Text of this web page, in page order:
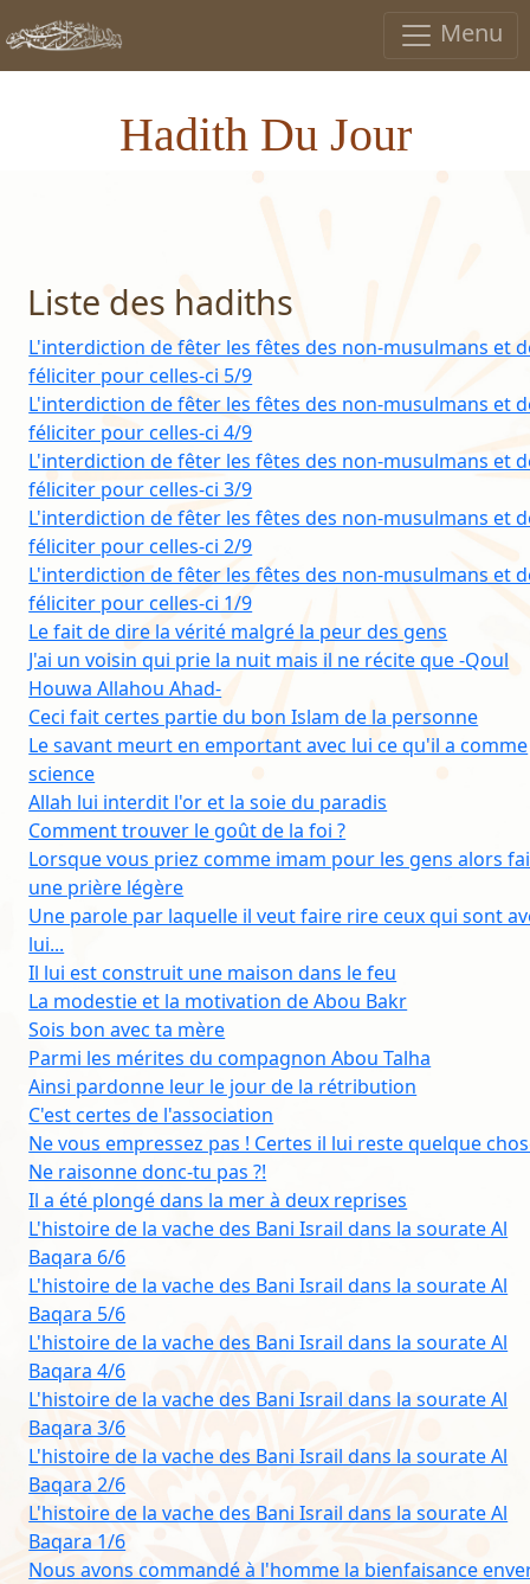
Menu
Hadith Du Jour
Liste des hadiths
L'interdiction de fêter les fêtes des non-musulmans et
féliciter pour celles-ci 5/9
L'interdiction de fêter les fêtes des non-musulmans et
féliciter pour celles-ci 4/9
L'interdiction de fêter les fêtes des non-musulmans et
féliciter pour celles-ci 3/9
L'interdiction de fêter les fêtes des non-musulmans et
féliciter pour celles-ci 2/9
L'interdiction de fêter les fêtes des non-musulmans et
féliciter pour celles-ci 1/9
Le fait de dire la vérité malgré la peur des gens
J'ai un voisin qui prie la nuit mais il ne récite que -Qoul
Houwa Allahou Ahad-
Ceci fait certes partie du bon Islam de la personne
Le savant meurt en emportant avec lui ce qu'il a comme
science
Allah lui interdit l'or et la soie du paradis
Comment trouver le goût de la foi ?
Lorsque vous priez comme imam pour les gens alors
une prière légère
Une parole par laquelle il veut faire rire ceux qui sont
lui...
Il lui est construit une maison dans le feu
La modestie et la motivation de Abou Bakr
Sois bon avec ta mère
Parmi les mérites du compagnon Abou Talha
Ainsi pardonne leur le jour de la rétribution
C'est certes de l'association
Ne vous empressez pas ! Certes il lui reste quelque
Ne raisonne donc-tu pas ?!
Il a été plongé dans la mer à deux reprises
L'histoire de la vache des Bani Israil dans la sourate Al
Baqara 6/6
L'histoire de la vache des Bani Israil dans la sourate Al
Baqara 5/6
L'histoire de la vache des Bani Israil dans la sourate Al
Baqara 4/6
L'histoire de la vache des Bani Israil dans la sourate Al
Baqara 3/6
L'histoire de la vache des Bani Israil dans la sourate Al
Baqara 2/6
L'histoire de la vache des Bani Israil dans la sourate Al
Baqara 1/6
Nous avons commandé à l'homme la bienfaisance